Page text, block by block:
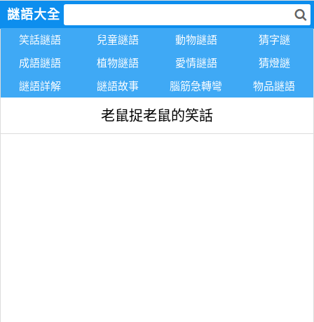
謎語大全
笑話謎語 兒童謎語 動物謎語
猜字謎
成語謎語
植物謎語 愛情謎語
猜燈謎
謎語詳解
謎語故事 腦筋急轉彎 物品謎語
老鼠捉老鼠的笑話